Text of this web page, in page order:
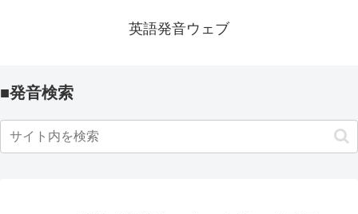
英語発音ウェブ
■発音検索